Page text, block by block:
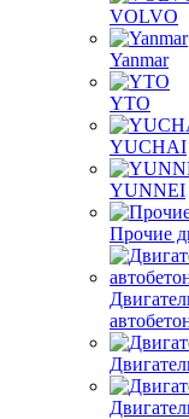
VOLVO
Yanmar
YTO
YUCHAI
YUNNEI
Прочие